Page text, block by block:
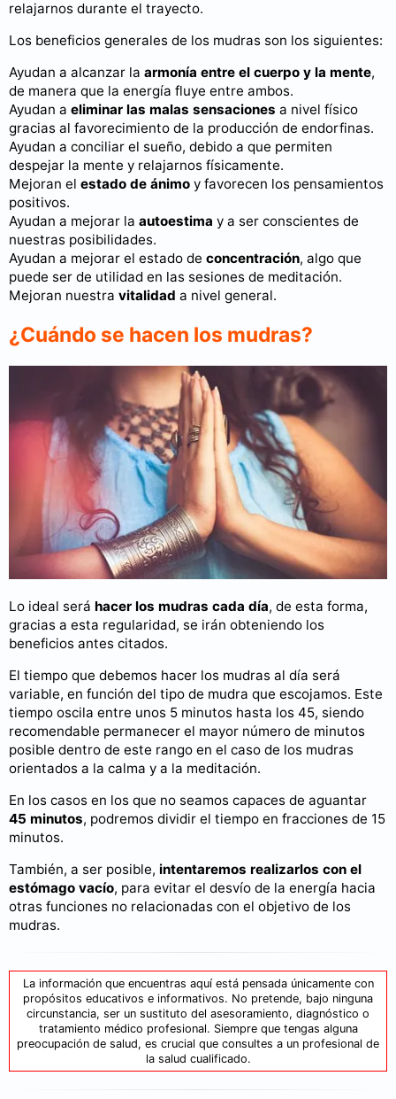
relajarnos durante el trayecto.
Los beneficios generales de los mudras son los siguientes:
Ayudan a alcanzar la armonía entre el cuerpo y la mente,
de manera que la energía fluye entre ambos.
Ayudan a eliminar las malas sensaciones a nivel físico
gracias al favorecimiento de la producción de endorfinas.
Ayudan a conciliar el sueño, debido a que permiten
despejar la mente y relajarnos físicamente.
Mejoran el estado de ánimo y favorecen los pensamientos
positivos.
Ayudan a mejorar la autoestima y a ser conscientes de
nuestras posibilidades.
Ayudan a mejorar el estado de concentración, algo que
puede ser de utilidad en las sesiones de meditación.
Mejoran nuestra vitalidad a nivel general.
¿Cuándo se hacen los mudras?
Lo ideal será hacer los mudras cada día, de esta forma,
gracias a esta regularidad, se irán obteniendo los
beneficios antes citados.
El tiempo que debemos hacer los mudras al día será
variable, en función del tipo de mudra que escojamos. Este
tiempo oscila entre unos 5 minutos hasta los 45, siendo
recomendable permanecer el mayor número de minutos
posible dentro de este rango en el caso de los mudras
orientados a la calma y a la meditación.
En los casos en los que no seamos capaces de aguantar
45 minutos, podremos dividir el tiempo en fracciones de 15
minutos.
También, a ser posible, intentaremos realizarlos con el
estómago vacío, para evitar el desvío de la energía hacia
otras funciones no relacionadas con el objetivo de los
mudras.
La información que encuentras aquí está pensada únicamente con
propósitos educativos e informativos. No pretende, bajo ninguna
circunstancia, ser un sustituto del asesoramiento, diagnóstico o
tratamiento médico profesional. Siempre que tengas alguna
preocupación de salud, es crucial que consultes a un profesional de
la salud cualificado.